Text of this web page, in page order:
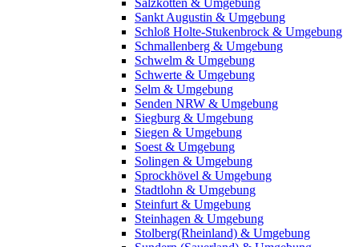
Salzkotten & Umgebung
Sankt Augustin & Umgebung
Schloß Holte-Stukenbrock & Umgebung
Schmallenberg & Umgebung
Schwelm & Umgebung
Schwerte & Umgebung
Selm & Umgebung
Senden NRW & Umgebung
Siegburg & Umgebung
Siegen & Umgebung
Soest & Umgebung
Solingen & Umgebung
Sprockhövel & Umgebung
Stadtlohn & Umgebung
Steinfurt & Umgebung
Steinhagen & Umgebung
Stolberg(Rheinland) & Umgebung